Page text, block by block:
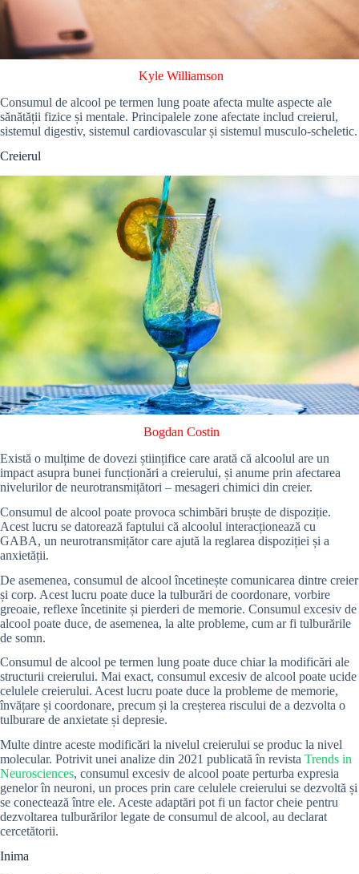
Kyle Williamson
Consumul de alcool pe termen lung poate afecta multe aspecte ale
sănătății fizice și mentale. Principalele zone afectate includ creierul,
sistemul digestiv, sistemul cardiovascular și sistemul musculo-scheletic.
Creierul
Bogdan Costin
Există o mulțime de dovezi științifice care arată că alcoolul are un
impact asupra bunei funcționări a creierului, și anume prin afectarea
nivelurilor de neurotransmițători – mesageri chimici din creier.
Consumul de alcool poate provoca schimbări bruște de dispoziție.
Acest lucru se datorează faptului că alcoolul interacționează cu
GABA, un neurotransmițător care ajută la reglarea dispoziției și a
anxietății.
De asemenea, consumul de alcool încetinește comunicarea dintre creier
și corp. Acest lucru poate duce la tulburări de coordonare, vorbire
greoaie, reflexe încetinite și pierderi de memorie. Consumul excesiv de
alcool poate duce, de asemenea, la alte probleme, cum ar fi tulburările
de somn.
Consumul de alcool pe termen lung poate duce chiar la modificări ale
structurii creierului. Mai exact, consumul excesiv de alcool poate ucide
celulele creierului. Acest lucru poate duce la probleme de memorie,
învățare și coordonare, precum și la creșterea riscului de a dezvolta o
tulburare de anxietate și depresie.
Multe dintre aceste modificări la nivelul creierului se produc la nivel
molecular. Potrivit unei analize din 2021 publicată în revista Trends in
Neurosciences, consumul excesiv de alcool poate perturba expresia
genelor în neuroni, un proces prin care celulele creierului se dezvoltă și
se conectează între ele. Aceste adaptări pot fi un factor cheie pentru
dezvoltarea tulburărilor legate de consumul de alcool, au declarat
cercetătorii.
Inima